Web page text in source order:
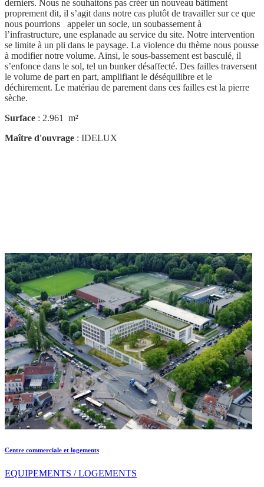
derniers. Nous ne souhaitons pas créer un nouveau bâtiment
proprement dit, il s’agit dans notre cas plutôt de travailler sur ce que
nous pourrions appeler un socle, un soubassement à
l’infrastructure, une esplanade au service du site. Notre intervention
se limite à un pli dans le paysage. La violence du thème nous pousse
à modifier notre volume. Ainsi, le sous-bassement est basculé, il
s’enfonce dans le sol, tel un bunker désaffecté. Des failles traversent
le volume de part en part, amplifiant le déséquilibre et le
déchirement. Le matériau de parement dans ces failles est la pierre
sèche.
Surface : 2.961 m²
Maître d'ouvrage : IDELUX
Centre commerciale et logements
EQUIPEMENTS / LOGEMENTS